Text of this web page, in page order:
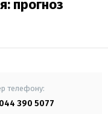
прогноз
телефону:
390 5077